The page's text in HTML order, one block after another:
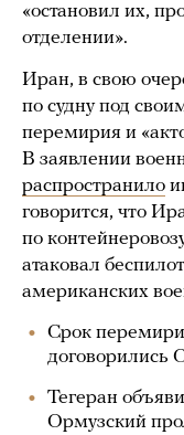
«остановил их,
отделении».
Иран, в свою
по судну под
перемирия и
В заявлении
распространило
говорится, что
по
атаковал
американских
Срок
договорились
Тегеран
Ормузский